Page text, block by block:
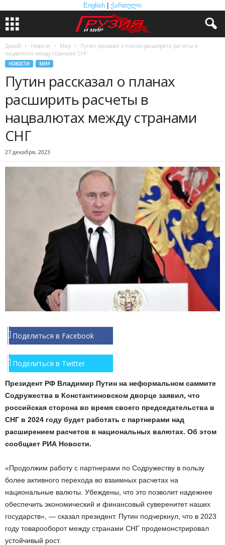
English ქართული
Домой Новости Мир
Путин рассказал о планах расширить расчеты в
нацвалютах между странами СНГ
НОВОСТИ МИР
Путин рассказал о планах
расширить расчеты в
нацвалютах между странами
СНГ
27 декабря, 2023
Поделиться в Facebook
Поделиться в Twitter
Президент РФ Владимир Путин на неформальном саммите
Содружества в Константиновском дворце заявил, что
российская сторона во время своего председательства в
СНГ в 2024 году будет работать с партнерами над
расширением расчетов в национальных валютах. Об этом
сообщает РИА Новости.
«Продолжим работу с партнерами по Содружеству в пользу
более активного перехода во взаимных расчетах на
национальные валюты. Убеждены, что это позволит надежнее
обеспечить экономический и финансовый суверенитет наших
государств», — сказал президент. Путин подчеркнул, что в 2023
году товарооборот между странами СНГ продемонстрировал
устойчивый рост.